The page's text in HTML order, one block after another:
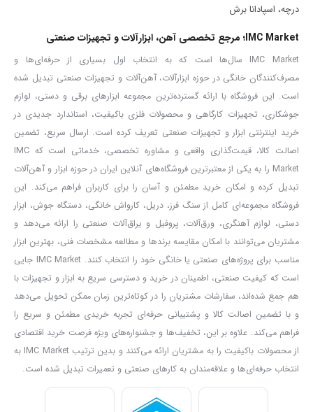
داشته باشیم. قطر سه نظام
آچاری است.
قدرت سوراخکاری برای همه ما از اهمیت بالایی برخوردار است و می
خواهیم یک دریل داشته باشیم که با توان بالا متریال های مختلف را
سوراخ کند؛ به همین دلیل موتور دریل یکی از مهمترین اجزای دریل
است. موتور، آرمیچر و بالشتکدریل چکشی 1050 وات آروا ۵۳۱۵
از
قدرت بالایی برخوردار است.
با توجه به اینکه آرمیچر های این دریل، سیم پیچی ۱۰۰ درصد مسی دارند؛
تا القای مغناطیسی به راحتی صورت گیرد و یک عایق حرارتی مقاوم و
رسانایی قوی را به وجود آورند. این موارد در کارکرد موتور نیز تاثیرگذار
است و باعث می شود قدرت بالا در زمان سوراخکاری سطوح مختلف
داشته باشیم.
سرعت چرخش از عوامل مهمی است که در انتخاب دریل تاثیر دارد و زمانی
که دریل دارای بیشترین سرعت است به ما این امکان را می دهد که
کارهای سوراخکاری را در مدت زمان کمی با بهترین کیفیت انجام
دهیم.دریل گیربکسی ۵۳۱۵
از جمله ابزارهای برقی است که با کمک آن
می توانیم تجربه بی نظیری را هنگام کار داشته باشیم.
در هنگام کار با دریل حتما گرد و خاک و ذرات ریز معلق به وجود می آید که
درچه، اسپادانا برش
IMC Market؛ مرجع تخصصی آهن، ابزارآلات و تجهیزات صنعتی
IMC Market سال‌ها است که به انتخاب اول بسیاری از حرفه‌ای‌ها و
مصرف‌کنندگان خانگی در حوزه ابزارآلات، آهن‌آلات و تجهیزات صنعتی تبدیل شده
است. این فروشگاه با ارائه گسترده‌ترین مجموعه ابزارهای برقی و دستی، لوازم
جوشکاری، تجهیزات کارگاهی و محصولات فلزی باکیفیت، استاندارد جدیدی در
خرید اینترنتی ابزار و تجهیزات صنعتی تعریف کرده است. ارسال سریع، تضمین
اصالت کالا، قیمت‌گذاری واقعی و مشاوره تخصصی، خدماتی است که IMC
Market را به یکی از معتبرترین فروشگاه‌های آنلاین ایران در حوزه ابزار و آهن‌آلات
تبدیل کرده و امکان خرید مطمئن و آسان را برای کاربران فراهم می‌کند. این
فروشگاه مجموعه‌ای کامل از سنگ فرز، دریل، کارواش خانگی، دستگاه جوش، ابزار
دستی، لوازم آهنگری، ورق‌آلات، پروفیل و یراق‌آلات صنعتی را ارائه می‌دهد و
مشتریان می‌توانند با امکان مقایسه برندها و مطالعه مشخصات فنی، بهترین ابزار
مناسب برای پروژه‌های صنعتی یا خانگی خود را انتخاب کنند. IMC Market جایی
است که کیفیت صنعتی، اطمینان در خرید و دسترسی سریع به ابزار و تجهیزات با
هم جمع شده‌اند، سفارشات مشتریان را در کوتاه‌ترین زمان ممکن تحویل می‌دهد
و با تضمین اصالت کالا و پشتیبانی حرفه‌ای تجربه خریدی مطمئن و سریع را
فراهم می‌کند. علاوه بر این، تخفیف‌ها و جشنواره‌های ویژه فرصت خرید اقتصادی
از محصولات باکیفیت را به مشتریان ارائه می‌کنند و بدین ترتیب IMC Market به
انتخاب حرفه‌ای‌ها و علاقه‌مندان به کارهای صنعتی و تعمیرات تبدیل شده است.